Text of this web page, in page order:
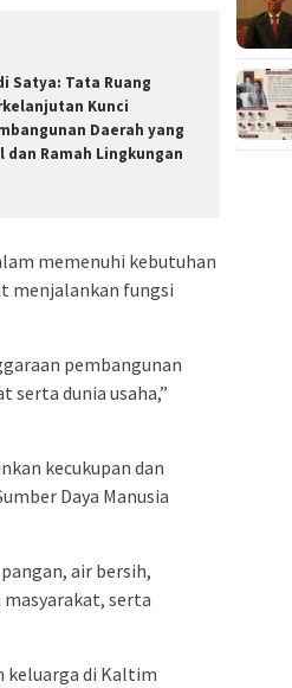
Satya: Tata Ruang
Kunci
Daerah yang
dan Ramah Lingkungan
memenuhi kebutuhan
menjalankan fungsi
pembangunan
serta dunia usaha,”
kecukupan dan
Daya Manusia
air bersih,
serta
keluarga di Kaltim